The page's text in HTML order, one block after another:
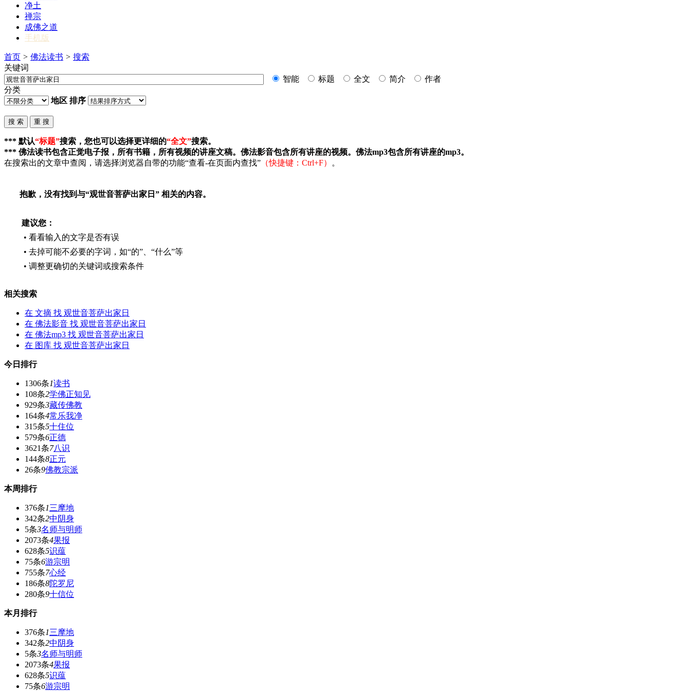
净土
禅宗
成佛之道
手机版
首页 > 佛法读书 > 搜索
关键词
智能
标题 全文 简介
作者
分类
地区 排序
*** 默认“标题”搜索，您也可以选择更详细的“全文”搜索。
*** 佛法读书包含正觉电子报，所有书籍，所有视频的讲座文稿。佛法影音包含所有讲座的视频。佛法mp3包含所有讲座的mp3。
在搜索出的文章中查阅，请选择浏览器自带的功能“查看-在页面内查找” （快捷键：Ctrl+F） 。
抱歉，没有找到与“观世音菩萨出家日 ” 相关的内容。
建议您：
• 看看输入的文字是否有误
• 去掉可能不必要的字词，如“的”、“什么”等
• 调整更确切的关键词或搜索条件
相关搜索
在 文摘 找 观世音菩萨出家日
在 佛法影音 找 观世音菩萨出家日
在 佛法mp3 找 观世音菩萨出家日
在 图库 找 观世音菩萨出家日
今日排行
1306条1读书
108条2学佛正知见
929条3藏传佛教
164条4常乐我净
315条5十住位
579条6正德
3621条7八识
144条8正元
26条9佛教宗派
本周排行
376条1三摩地
342条2中阴身
5条3名师与明师
2073条4果报
628条5识蕴
75条6游宗明
755条7心经
186条8陀罗尼
280条9十信位
本月排行
376条1三摩地
342条2中阴身
5条3名师与明师
2073条4果报
628条5识蕴
75条6游宗明